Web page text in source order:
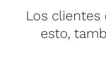
Los clientes
esto,